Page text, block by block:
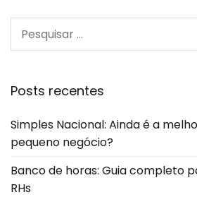
Posts recentes
Simples Nacional: Ainda é a
pequeno negócio?
Banco de horas: Guia completo
RHs